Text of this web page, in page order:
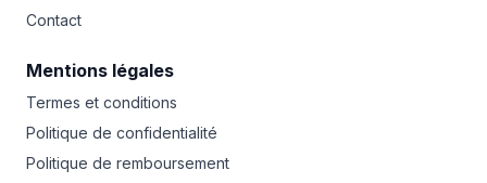
Contact
Mentions légales
Termes et conditions
Politique de confidentialité
Politique de remboursement